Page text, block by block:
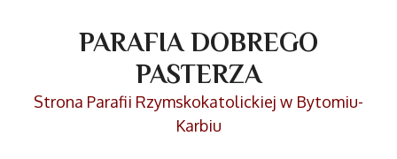
PARAFIA DOBREGO
PASTERZA
Strona Parafii Rzymskokatolickiej w Bytomiu-
Karbiu